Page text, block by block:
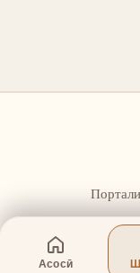
Асосӣ